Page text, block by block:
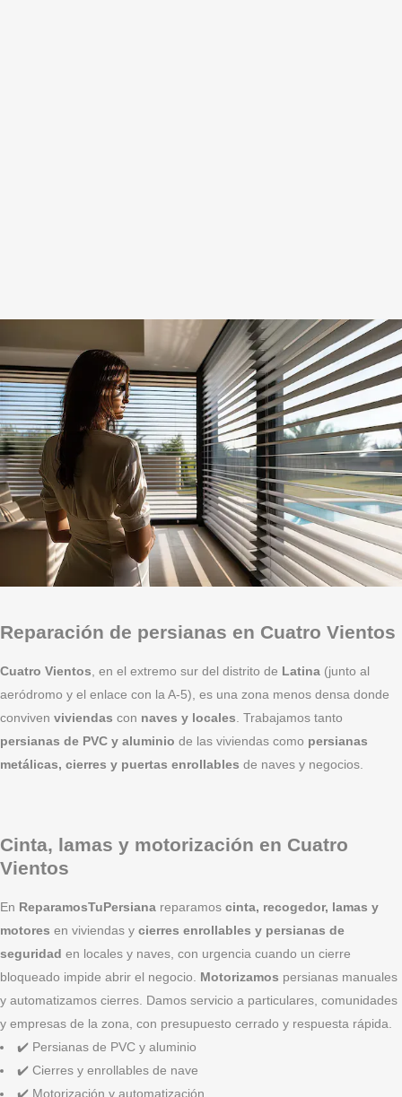
Reparación de persianas en Cuatro Vientos
Cuatro Vientos , en el extremo sur del distrito de Latina (junto al
aeródromo y el enlace con la A-5), es una zona menos densa donde
conviven viviendas con naves y locales . Trabajamos tanto
persianas de PVC y aluminio de las viviendas como persianas
metálicas, cierres y puertas enrollables de naves y negocios.
Cinta, lamas y motorización en Cuatro
Vientos
En ReparamosTuPersiana reparamos cinta, recogedor, lamas y
motores en viviendas y cierres enrollables y persianas de
seguridad en locales y naves, con urgencia cuando un cierre
bloqueado impide abrir el negocio. Motorizamos persianas manuales
y automatizamos cierres. Damos servicio a particulares, comunidades
y empresas de la zona, con presupuesto cerrado y respuesta rápida.
✔️ Persianas de PVC y aluminio
✔️ Cierres y enrollables de nave
✔️ Motorización y automatización